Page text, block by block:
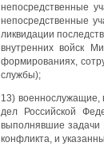
непосредственные
непосредственные
ликвидации
внутренних войск
формированиях,
службы);
13) военнослужащие,
дел Российской
выполнявшие задачи
конфликта, и